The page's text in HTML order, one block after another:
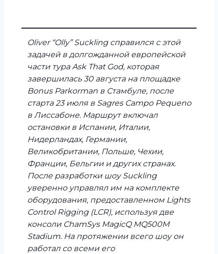
Oliver “Olly” Suckling справился с этой
задачей в долгожданной европейской
части тура Ask That God, которая
завершилась 30 августа на площадке
Bonus Parkorman в Стамбуле, после
старта 23 июля в Sagres Campo Pequeno
в Лиссабоне. Маршрут включал
остановки в Испании, Италии,
Нидерландах, Германии,
Великобритании, Польше, Чехии,
Франции, Бельгии и других странах.
После разработки шоу Suckling
уверенно управлял им на комплекте
оборудования, предоставленном Lights
Control Rigging (LCR), используя две
консоли ChamSys MagicQ MQ500M
Stadium. На протяжении всего шоу он
работал со всеми его